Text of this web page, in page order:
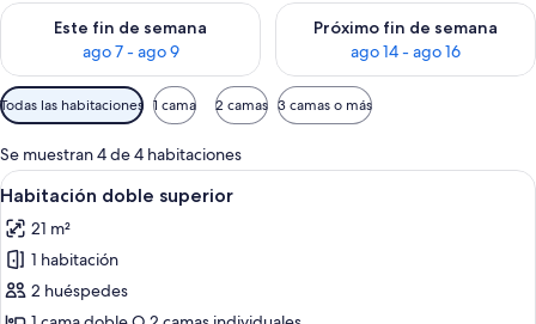
Este fin de semana
ago 7 - ago 9
Consulta la disponibilidad para este fin de semana, ago 7 -
Próximo fin de semana
ago 14 - ago 16
Consulta la disponibilidad
Filtros
disponibles
para
las
habitaciones
Todas las habitaciones 1 cama 2 camas 3 camas o más
Se muestran 4 de 4 habitaciones
Abrir
todas
las
fotos
de
Habitación doble superior | Minibar,
7
Habitación doble superior
21 m²
1 habitación
2 huéspedes